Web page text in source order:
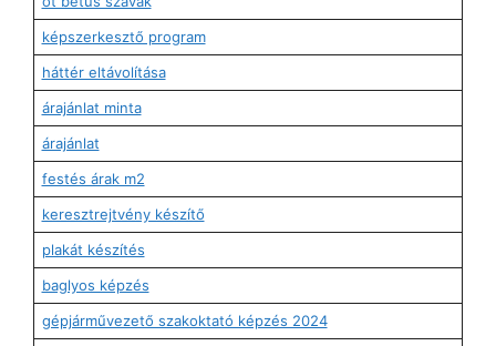
képszerkesztő program
háttér eltávolítása
árajánlat minta
árajánlat
festés árak m2
keresztrejtvény készítő
plakát készítés
baglyos képzés
gépjárművezető szakoktató képzés 2024